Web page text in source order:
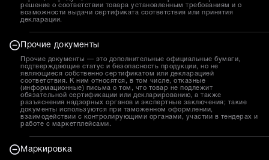
решение о соответствии товара установленным требованиям и о
возможности выдачи сертификата соответствия или принятия
декларации.
Прочие документы
Прочие документы — это дополнительные официальные бумаги,
подтверждающие статус и безопасность продукции, но не
являющиеся собственно сертификатом или декларацией
соответствия. К ним относятся, в том числе, отказные
(информационные) письма о том, что товар не подлежит
обязательной сертификации или декларированию, а также
разъяснения надзорных органов и экспертные заключения; такие
документы используются при таможенном оформлении,
взаимодействии с контролирующими органами, участии в тендерах и
работе с маркетплейсами.
Маркировка